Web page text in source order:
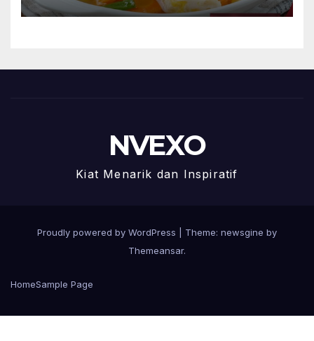
NVEXO
Kiat Menarik dan Inspiratif
Proudly powered by WordPress
Theme: newsgine by
Themeansar.
HomeSample Page